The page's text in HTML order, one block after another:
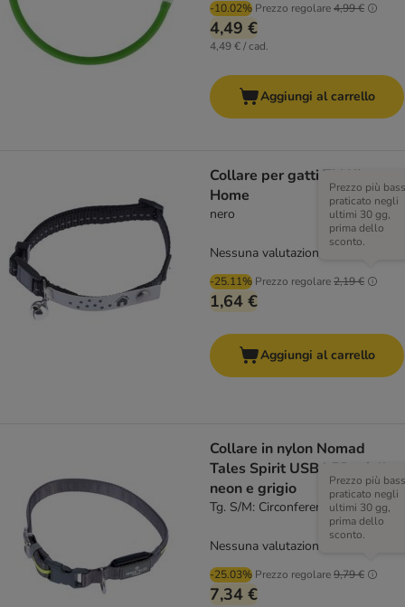
-10.02% Prezzo regolare4,99 €
4,49 €
4,49 € / cad.
Aggiungi al carrello
Collare per gatti TIAKI
Home
nero
-25.11% Prezzo regolare2,19 €
Prezzo più
praticato negli
ultimi 30 gg,
prima dello
sconto.
1,64 €
Nessuna valutazione
Aggiungi al carrello
Collare in nylon Nomad
Tales Spirit USB LED, giallo
neon e grigio
Tg. S/M: Circonferenza 35-50 cm
-25.03% Prezzo regolare9,79 €
Prezzo più
praticato negli
ultimi 30 gg,
prima dello
sconto.
7,34 €
Nessuna valutazione